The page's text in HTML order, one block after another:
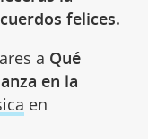
felices.
a Qué
en la
en